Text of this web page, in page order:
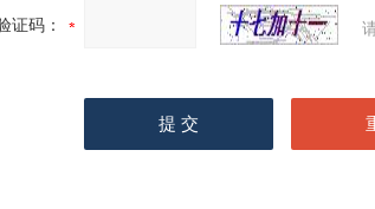
证码：